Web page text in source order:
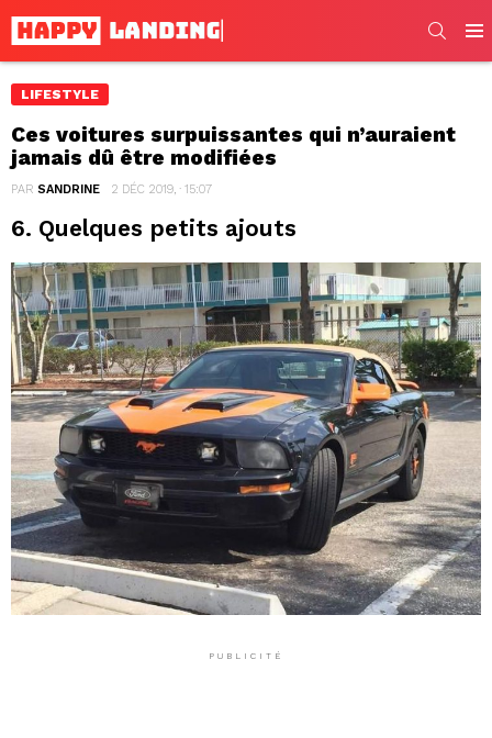
LIFESTYLE
Ces voitures surpuissantes qui n’auraient
jamais dû être modifiées
PAR SANDRINE 2 DÉC 2019, · 15:07
6. Quelques petits ajouts
PUBLICITÉ